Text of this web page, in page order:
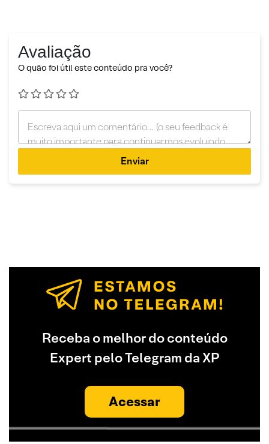
Avaliação
O quão foi útil este conteúdo pra você?
Enviar
Receba o melhor do conteúdo
Expert pelo Telegram da XP
Acessar